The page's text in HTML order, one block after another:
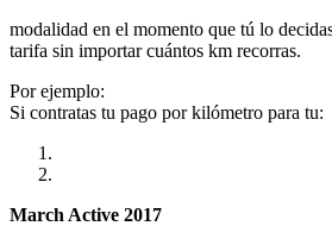
modalidad en el momento que tú lo
tarifa sin importar cuántos km recorras.
Por ejemplo:
Si contratas tu pago por kilómetro para tu:
March Active 2017